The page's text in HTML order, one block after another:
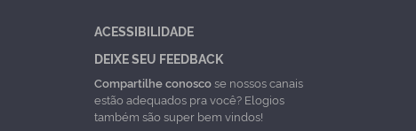
ACESSIBILIDADE
DEIXE SEU FEEDBACK
Compartilhe conoscose nossos canais
estão adequados pra você? Elogios
também são super bem vindos!